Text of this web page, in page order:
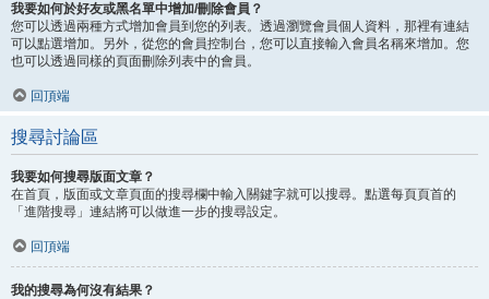
我要如何於好友或黑名單中增加/刪除會員？
您可以透過兩種方式增加會員到您的列表。透過瀏覽會員個人資料，那裡有連結
可以點選增加。另外，從您的會員控制台，您可以直接輸入會員名稱來增加。您
也可以透過同樣的頁面刪除列表中的會員。
回頂端
搜尋討論區
我要如何搜尋版面文章？
在首頁，版面或文章頁面的搜尋欄中輸入關鍵字就可以搜尋。點選每頁頁首的
「進階搜尋」連結將可以做進一步的搜尋設定。
回頂端
我的搜尋為何沒有結果？